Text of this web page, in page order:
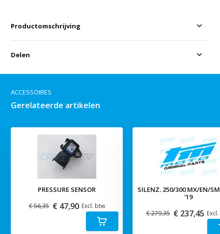
Productomschrijving
Delen
ACCESSOIRES
Gerelateerde artikelen
PRESSURE SENSOR
€ 56,35 € 47,90 Excl. btw
SILENZ. 250/300 MX/EN/
'19
€ 279,35 € 237,45